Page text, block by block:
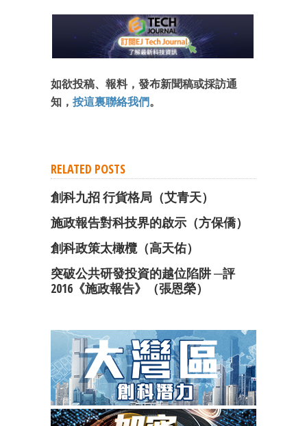
如欲投稿、報料，發布新聞稿或採訪通
知， 按這裏聯絡我們。
RELATED POSTS
創科九招 行貨格局（艾青天）
施政報告對科技界的啟示（方保僑）
創科政策太橄欖（高天佑）
突破公共研發投資的越位陷阱 ─評
2016《施政報告》（張恩榮）